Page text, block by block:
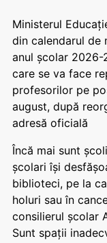
Ministerul
din calendarul de
anul școlar 2026-
care se va face
profesorilor pe
august, după
adresă oficială
Încă mai sunt
școlari își
biblioteci, pe la
holuri sau în
consilierul școlar
Sunt spații